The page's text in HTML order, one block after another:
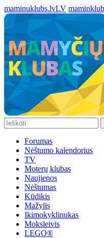
maminuklubs.lvLV
Forumas
Nėštumo kalendorius
TV
Moterų klubas
Naujienos
Nėštumas
Kūdikis
Mažylis
Ikimokyklinukas
Moksleivis
LEGO®